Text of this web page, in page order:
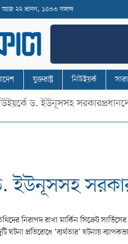
২২ শ্রাবণ, ১৪৩৩ বঙ্গাব্দ
যুক্তরাষ্ট্র নিউইয়র্ক
ড. ইউনূসসহ
ইউনূসসহ
নিরাপদ রাখা মার্কিন সিক্রেট
ঘটনা প্রতিরোধে ‘ব্যর্থতার’ ঘটনায়